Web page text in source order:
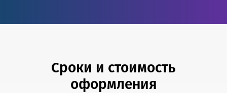
Сроки и стоимость
оформления